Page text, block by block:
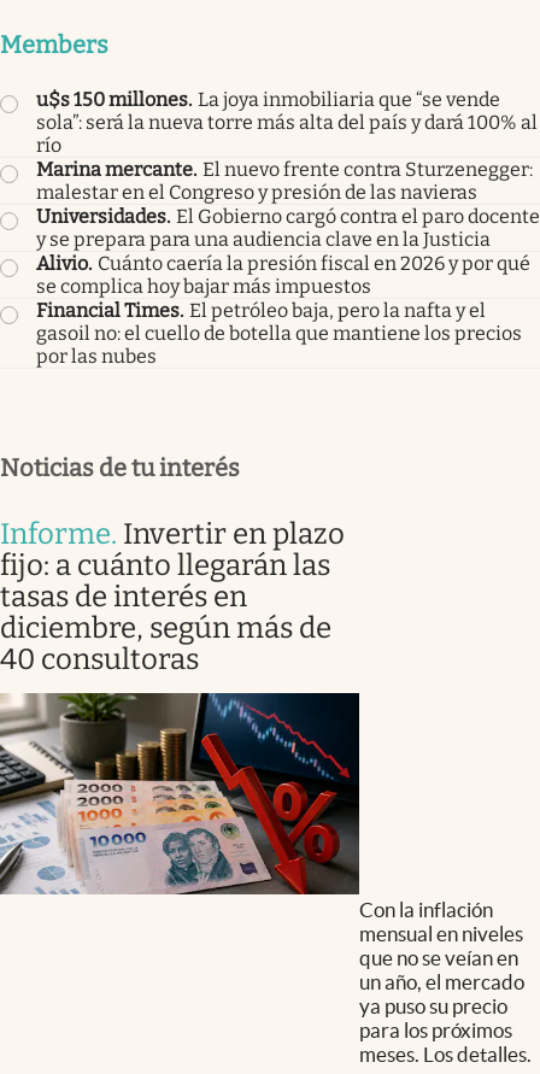
Members
u$s 150 millones. La joya inmobiliaria que “se vende
sola”: será la nueva torre más alta del país y dará 100% al
río
Marina mercante. El nuevo frente contra Sturzenegger:
malestar en el Congreso y presión de las navieras
Universidades. El Gobierno cargó contra el paro docente
y se prepara para una audiencia clave en la Justicia
Alivio. Cuánto caería la presión fiscal en 2026 y por qué
se complica hoy bajar más impuestos
Financial Times. El petróleo baja, pero la nafta y el
gasoil no: el cuello de botella que mantiene los precios
por las nubes
Noticias de tu interés
Informe. Invertir en plazo
fijo: a cuánto llegarán las
tasas de interés en
diciembre, según más de
40 consultoras
Con la inflación
mensual en niveles
que no se veían en
un año, el mercado
ya puso su precio
para los próximos
meses. Los detalles.